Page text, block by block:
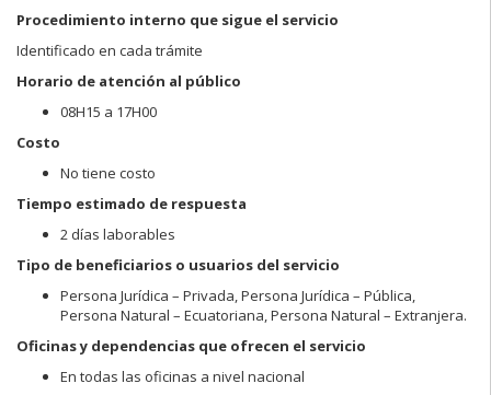
Procedimiento interno que sigue el servicio
Identificado en cada trámite
Horario de atención al público
08H15 a 17H00
Costo
No tiene costo
Tiempo estimado de respuesta
2 días laborables
Tipo de beneficiarios o usuarios del servicio
Persona Jurídica – Privada, Persona Jurídica – Pública,
Persona Natural – Ecuatoriana, Persona Natural – Extranjera.
Oficinas y dependencias que ofrecen el servicio
En todas las oficinas a nivel nacional